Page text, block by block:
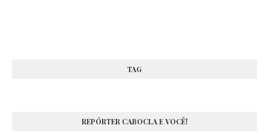
TAG
REPÓRTER CABOCLA E VOCÊ!